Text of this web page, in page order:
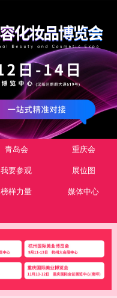
青岛会 重庆会
我要参观 展位图
榜样力量 媒体中心